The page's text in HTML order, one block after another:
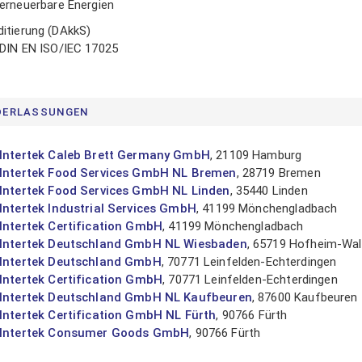
erneuerbare Energien
(DAkkS)
DIN EN ISO/IEC 17025
Intertek Caleb Brett Germany GmbH, 21109 Hamburg
Intertek Food Services GmbH NL Bremen, 28719 Bremen
Intertek Food Services GmbH NL Linden, 35440 Linden
Intertek Industrial Services GmbH, 41199 Mönchengladbach
Intertek Certification GmbH, 41199 Mönchengladbach
Intertek Deutschland GmbH NL Wiesbaden, 65719 Hofheim-
Intertek Deutschland GmbH, 70771 Leinfelden-Echterdingen
Intertek Certification GmbH, 70771 Leinfelden-Echterdingen
Intertek Deutschland GmbH NL Kaufbeuren, 87600 Kaufbeuren
Intertek Certification GmbH NL Fürth, 90766 Fürth
Intertek Consumer Goods GmbH, 90766 Fürth